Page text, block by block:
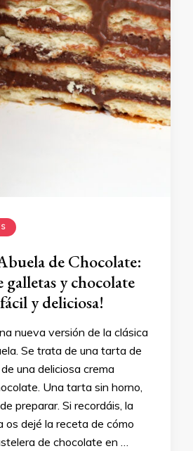
de Chocolate:
galletas y chocolate
y deliciosa!
nueva versión de la clásica
Se trata de una tarta de
una deliciosa crema
Una tarta sin horno,
preparar. Si recordáis, la
os dejé la receta de cómo
de chocolate en …